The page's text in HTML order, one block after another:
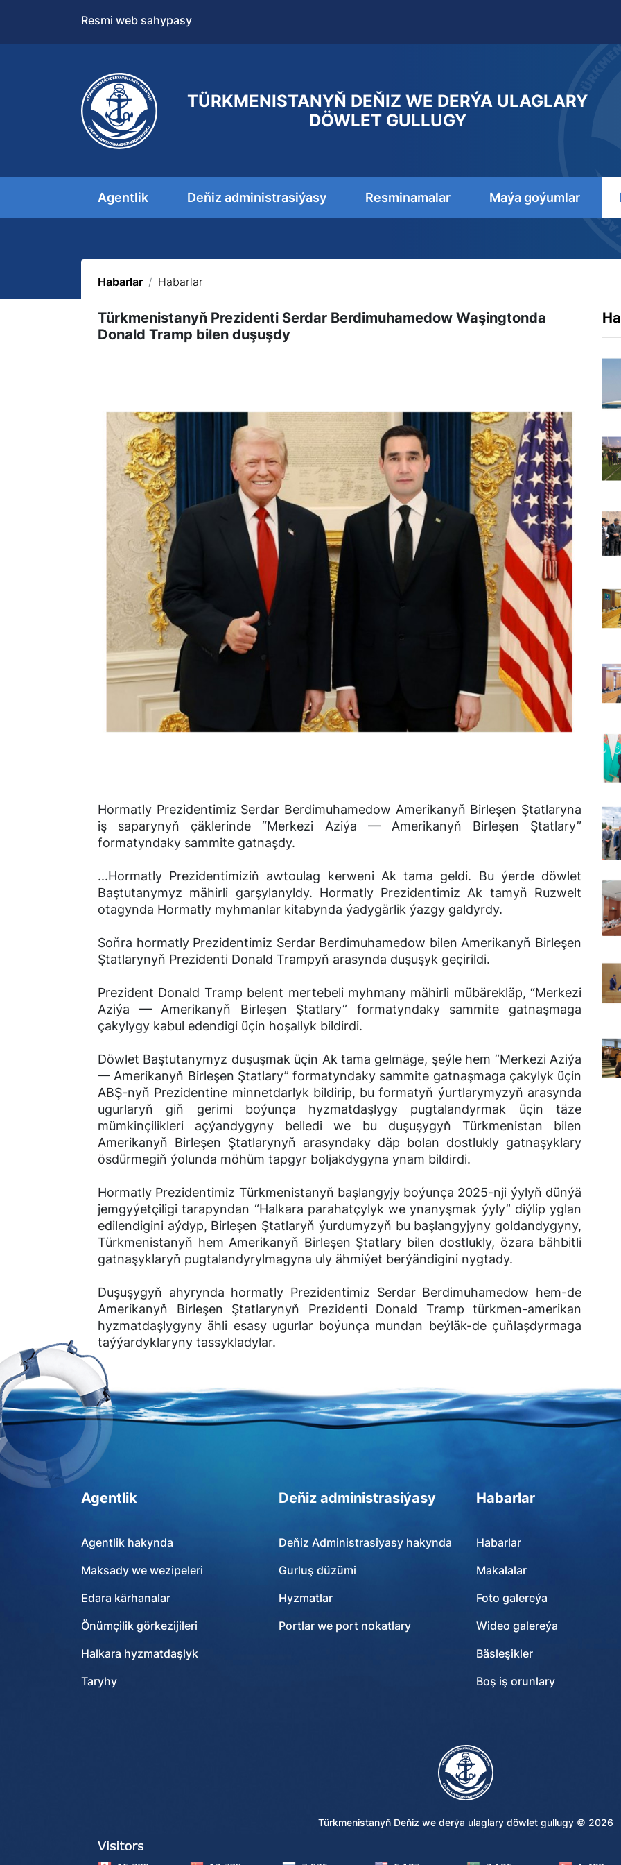
Resmi web sahypasy
TÜRKMENISTANYŇ DEŇIZ WE DERÝA ULAGLARY
DÖWLET GULLUGY
Agentlik Deňiz administrasiýasy Resminamalar Maýa goýumlar
Habarlar Habarlar
Türkmenistanyň Prezidenti Serdar Berdimuhamedow Waşingtonda
Donald Tramp bilen duşuşdy
Hormatly Prezidentimiz Serdar Berdimuhamedow Amerikanyň Birleşen Ştatlaryna
iş saparynyň çäklerinde “Merkezi Aziýa — Amerikanyň Birleşen Ştatlary”
formatyndaky sammite gatnaşdy.
...Hormatly Prezidentimiziň awtoulag kerweni Ak tama geldi. Bu ýerde döwlet
Baştutanymyz mähirli garşylanyldy. Hormatly Prezidentimiz Ak tamyň Ruzwelt
otagynda Hormatly myhmanlar kitabynda ýadygärlik ýazgy galdyrdy.
Soňra hormatly Prezidentimiz Serdar Berdimuhamedow bilen Amerikanyň Birleşen
Ştatlarynyň Prezidenti Donald Trampyň arasynda duşuşyk geçirildi.
Prezident Donald Tramp belent mertebeli myhmany mähirli mübärekläp, “Merkezi
Aziýa — Amerikanyň Birleşen Ştatlary” formatyndaky sammite gatnaşmaga
çakylygy kabul edendigi üçin hoşallyk bildirdi.
Döwlet Baştutanymyz duşuşmak üçin Ak tama gelmäge, şeýle hem “Merkezi Aziýa
— Amerikanyň Birleşen Ştatlary” formatyndaky sammite gatnaşmaga çakylyk üçin
ABŞ-nyň Prezidentine minnetdarlyk bildirip, bu formatyň ýurtlarymyzyň arasynda
ugurlaryň giň gerimi boýunça hyzmatdaşlygy pugtalandyrmak üçin täze
mümkinçilikleri açýandygyny belledi we bu duşuşygyň Türkmenistan bilen
Amerikanyň Birleşen Ştatlarynyň arasyndaky däp bolan dostlukly gatnaşyklary
ösdürmegiň ýolunda möhüm tapgyr boljakdygyna ynam bildirdi.
Hormatly Prezidentimiz Türkmenistanyň başlangyjy boýunça 2025-nji ýylyň dünýä
jemgyýetçiligi tarapyndan “Halkara parahatçylyk we ynanyşmak ýyly” diýlip yglan
edilendigini aýdyp, Birleşen Ştatlaryň ýurdumyzyň bu başlangyjyny goldandygyny,
Türkmenistanyň hem Amerikanyň Birleşen Ştatlary bilen dostlukly, özara bähbitli
gatnaşyklaryň pugtalandyrylmagyna uly ähmiýet berýändigini nygtady.
Duşuşygyň ahyrynda hormatly Prezidentimiz Serdar Berdimuhamedow hem-de
Amerikanyň Birleşen Ştatlarynyň Prezidenti Donald Tramp türkmen-amerikan
hyzmatdaşlygyny ähli esasy ugurlar boýunça mundan beýläk-de çuňlaşdyrmaga
taýýardyklaryny tassykladylar.
Agentlik
Agentlik hakynda
Maksady we wezipeleri
Edara kärhanalar
Önümçilik görkezijileri
Halkara hyzmatdaşlyk
Taryhy
Deňiz administrasiýasy
Deňiz Administrasiyasy hakynda
Gurluş düzümi
Hyzmatlar
Portlar we port nokatlary
Habarlar
Habarlar
Makalalar
Foto galereýa
Wideo galereýa
Bäsleşikler
Boş iş orunlary
Türkmenistanyň Deňiz we derýa ulaglary döwlet gullugy © 2026